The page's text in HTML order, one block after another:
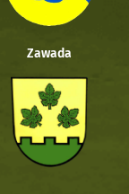
Zawada